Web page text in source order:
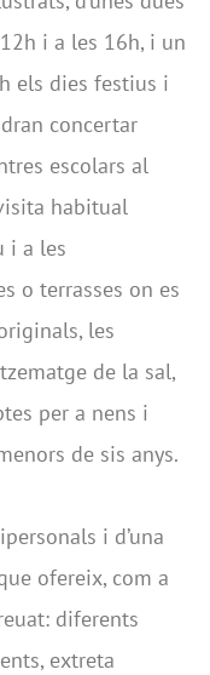
i a les 16h, i un
els dies festius i
concertar
escolars al
habitual
i a les
o terrasses on es
les
de la sal,
per a nens i
de sis anys.
i d’una
ofereix, com a
diferents
extreta